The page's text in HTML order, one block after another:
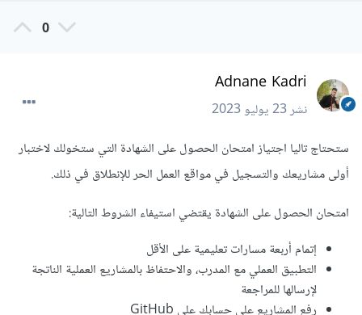
0
Adnane Kadri
نشر23 يوليو 2023
ستحتاج تاليا اجتياز امتحان الحصول على الشهادة التي ستخولك لاختبار
أولى مشاريعك والتسجيل في مواقع العمل الحر للإنطلاق في ذلك.
امتحان الحصول على الشهادة يقتضي استيفاء الشروط التالية:
إتمام أربعة مسارات تعليمية على الأقل
التطبيق العملي مع المدرب، والاحتفاظ بالمشاريع العملية الناتجة
لإرسالها للمراجعة